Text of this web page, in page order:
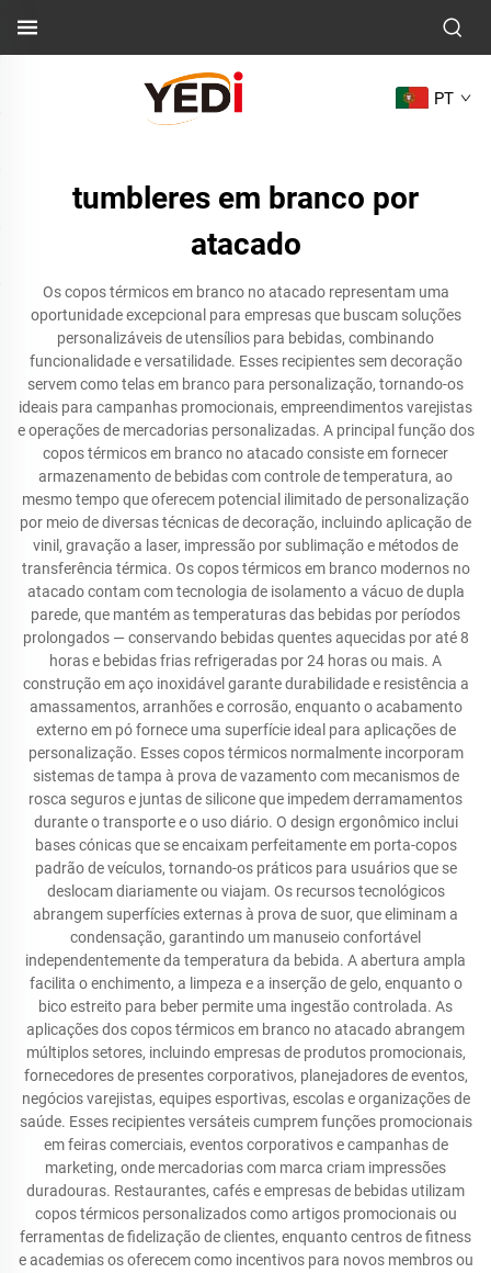
PT
tumbleres em branco por
atacado
Os copos térmicos em branco no atacado representam uma
oportunidade excepcional para empresas que buscam soluções
personalizáveis de utensílios para bebidas, combinando
funcionalidade e versatilidade. Esses recipientes sem decoração
servem como telas em branco para personalização, tornando-os
ideais para campanhas promocionais, empreendimentos varejistas
e operações de mercadorias personalizadas. A principal função dos
copos térmicos em branco no atacado consiste em fornecer
armazenamento de bebidas com controle de temperatura, ao
mesmo tempo que oferecem potencial ilimitado de personalização
por meio de diversas técnicas de decoração, incluindo aplicação de
vinil, gravação a laser, impressão por sublimação e métodos de
transferência térmica. Os copos térmicos em branco modernos no
atacado contam com tecnologia de isolamento a vácuo de dupla
parede, que mantém as temperaturas das bebidas por períodos
prolongados — conservando bebidas quentes aquecidas por até 8
horas e bebidas frias refrigeradas por 24 horas ou mais. A
construção em aço inoxidável garante durabilidade e resistência a
amassamentos, arranhões e corrosão, enquanto o acabamento
externo em pó fornece uma superfície ideal para aplicações de
personalização. Esses copos térmicos normalmente incorporam
sistemas de tampa à prova de vazamento com mecanismos de
rosca seguros e juntas de silicone que impedem derramamentos
durante o transporte e o uso diário. O design ergonômico inclui
bases cónicas que se encaixam perfeitamente em porta-copos
padrão de veículos, tornando-os práticos para usuários que se
deslocam diariamente ou viajam. Os recursos tecnológicos
abrangem superfícies externas à prova de suor, que eliminam a
condensação, garantindo um manuseio confortável
independentemente da temperatura da bebida. A abertura ampla
facilita o enchimento, a limpeza e a inserção de gelo, enquanto o
bico estreito para beber permite uma ingestão controlada. As
aplicações dos copos térmicos em branco no atacado abrangem
múltiplos setores, incluindo empresas de produtos promocionais,
fornecedores de presentes corporativos, planejadores de eventos,
negócios varejistas, equipes esportivas, escolas e organizações de
saúde. Esses recipientes versáteis cumprem funções promocionais
em feiras comerciais, eventos corporativos e campanhas de
marketing, onde mercadorias com marca criam impressões
duradouras. Restaurantes, cafés e empresas de bebidas utilizam
copos térmicos personalizados como artigos promocionais ou
ferramentas de fidelização de clientes, enquanto centros de fitness
e academias os oferecem como incentivos para novos membros ou